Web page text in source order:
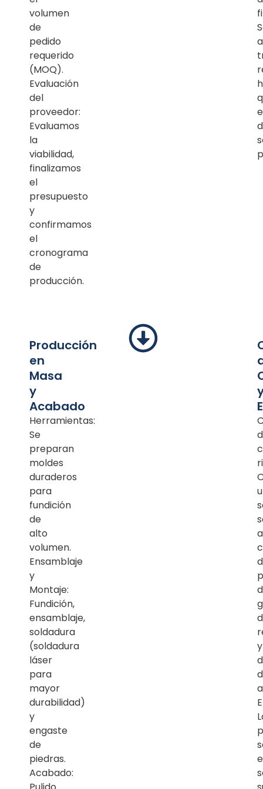
volumen
de
pedido
requerido
(MOQ).
Evaluación
del
proveedor:
Evaluamos
la
viabilidad,
finalizamos
el
presupuesto
y
confirmamos
el
cronograma
de
producción.
Producción
en
Masa
y
Acabado
Herramientas:
Se
preparan
moldes
duraderos
para
fundición
de
alto
volumen.
Ensamblaje
y
Montaje:
Fundición,
ensamblaje,
soldadura
(soldadura
láser
para
mayor
durabilidad)
y
engaste
de
piedras.
Acabado:
a
y